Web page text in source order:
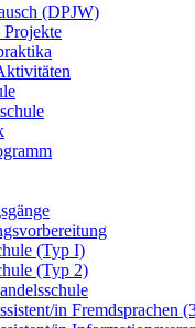
(DPJW)
Projekte
(Typ I)
(Typ 2)
in­ Fremdsprachen